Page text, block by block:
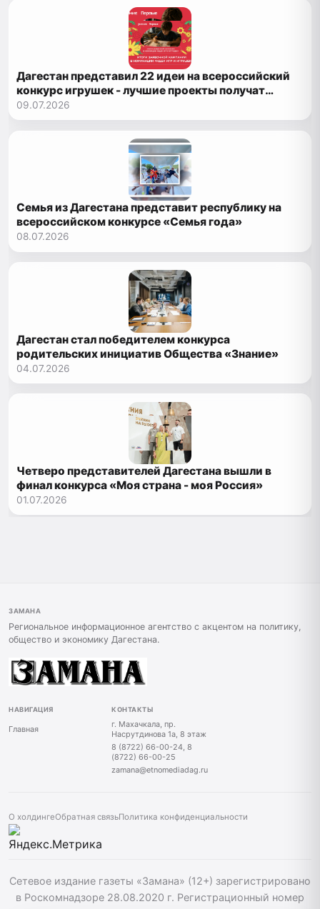
Дагестан представил 22 идеи на всероссийский
конкурс игрушек - лучшие проекты получат
поддержку
09.07.2026
Семья из Дагестана представит республику на
всероссийском конкурсе «Семья года»
08.07.2026
Дагестан стал победителем конкурса
родительских инициатив Общества «Знание»
04.07.2026
Четверо представителей Дагестана вышли в
финал конкурса «Моя страна - моя Россия»
01.07.2026
ЗАМАНА
Региональное информационное агентство с акцентом на политику,
общество и экономику Дагестана.
НАВИГАЦИЯ
Главная
КОНТАКТЫ
г. Махачкала, пр.
Насрутдинова 1а, 8 этаж
8 (8722) 66-00-24, 8
(8722) 66-00-25
zamana@etnomediadag.ru
О холдингеОбратная связьПолитика конфиденциальности
Сетевое издание газеты «Замана» (12+) зарегистрировано
в Роскомнадзоре 28.08.2020 г. Регистрационный номер